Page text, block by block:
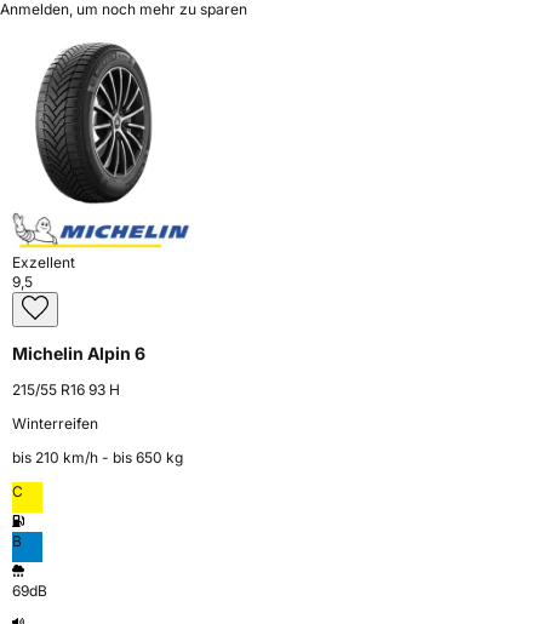
Anmelden, um noch mehr zu sparen
Exzellent
9,5
Michelin Alpin 6
215/55 R16 93 H
Winterreifen
bis 210 km⁠/⁠h - bis 650 kg
C
B
69dB